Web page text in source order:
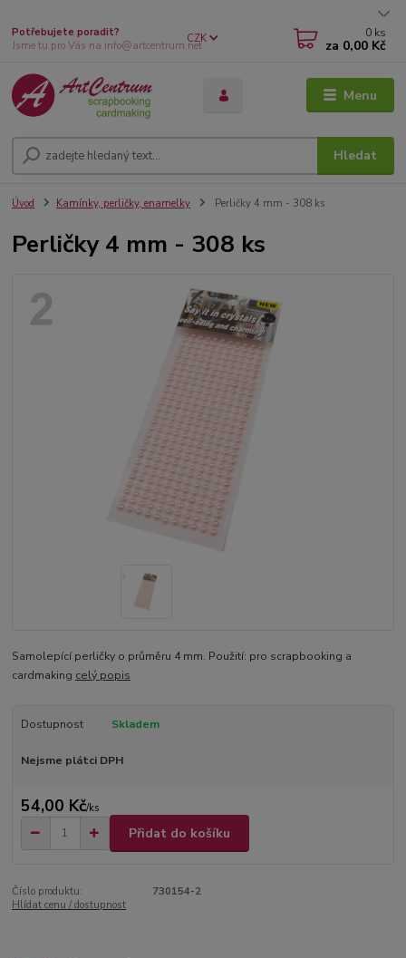
Menu
CZK
Hledat
Potřebujete poradit?
Jsme tu pro Vás na info@artcentrum.net
0 ks
za 0,00 Kč
Úvod Kamínky, perličky, enamelky Perličky 4 mm - 308 ks
Perličky 4 mm - 308 ks
Samolepící perličky o průměru 4 mm. Použití: pro scrapbooking a
cardmaking celý popis
Dostupnost Skladem
Nejsme plátci DPH
54,00 Kč/ks
Přidat do košíku
Číslo produktu:
730154-2
Hlídat cenu / dostupnost